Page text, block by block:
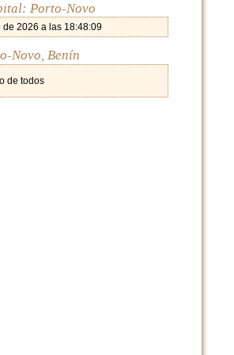
Porto-Novo
de 2026 a las 18:48:09
Novo, Benín
de todos